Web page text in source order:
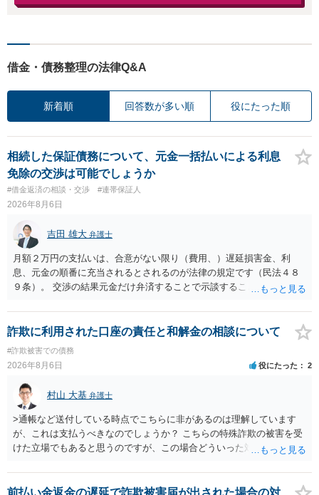
借金・債務整理の法律Q&A
新着順 回答数が多い順 役にたった順
相続した保証債務について、元金一括払いによる利息
免除の交渉は可能でしょうか
#借金返済の相談・交渉 #連帯保証人
2026年8月6日
吉田 雄大 弁護士
月額２万円の支払いは、合意がない限り（費用、）遅延損害金、利
息、元金の順番に充当されるとされるのが法律の規定です（民法４８
９条）。 交渉の結果元金だけ弁済することで示談することは、弁護士
ることには消極的なことが多いものの、お近くの弁護士にご依頼しチ
ャレンジなさる意義は十分にあると思います。
詐欺に利用された口座の責任と和解金の相談について
#詐欺被害での債務
2026年8月6日 役にたった 2
村山 大基 弁護士
>通帳など送付している時点でこちらに非があるのは理解しています
が、これは支払うべきなのでしょうか？ こちらの特殊詐欺の被害を受
けた立場でもあると思うのですが、この場合どういった対処が必要で
がいいとは思います。 そもそも、特殊詐欺関係なく旦那さんの行為
は法に触れる可能性もあります。 ＞100万を支払わず穏便に和解する
前払い金返金の遅延で詐欺被害届が出された場合の対